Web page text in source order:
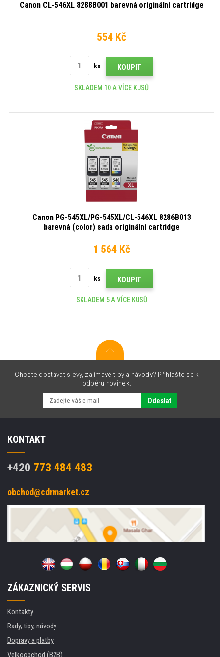
Canon CL-546XL 8288B001 barevná originální cartridge
554 Kč
ks KOUPIT
SKLADEM 10 A VÍCE KUSŮ
Canon PG-545XL/PG-545XL/CL-546XL 8286B013
barevná (color) sada originální cartridge
1 564 Kč
ks KOUPIT
SKLADEM 5 A VÍCE KUSŮ
Chcete dostávat slevy, zajímavé tipy a návody? Přihlašte se k
odběru novinek.
Odeslat
KONTAKT
+420 773 484 483
obchod@cdrmarket.cz
ZÁKAZNICKÝ SERVIS
Kontakty
Rady, tipy, návody
Dopravy a platby
Velkoobchod (B2B)